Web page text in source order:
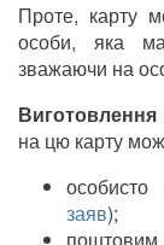
Проте, карту
особи, яка
зважаючи на
на цю карту
особисто
заяв);